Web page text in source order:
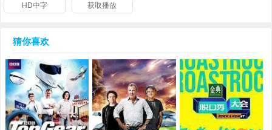
HD中字 获取播放
猜你喜欢